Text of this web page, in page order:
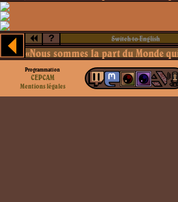
? Switch to English
Programmation
CEPCAM
Mentions légales